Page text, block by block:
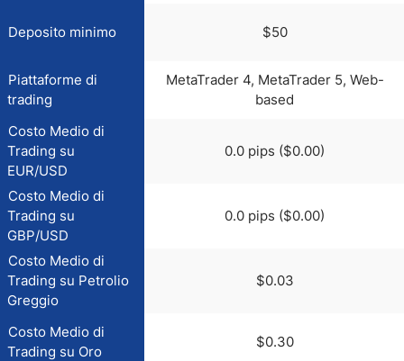
Deposito minimo $50
Piattaforme di
trading
MetaTrader 4, MetaTrader 5, Web-
based
Costo Medio di
Trading su
EUR/USD
0.0 pips ($0.00)
Costo Medio di
Trading su
GBP/USD
0.0 pips ($0.00)
Costo Medio di
Trading su Petrolio
Greggio
$0.03
Costo Medio di
Trading su Oro
$0.30